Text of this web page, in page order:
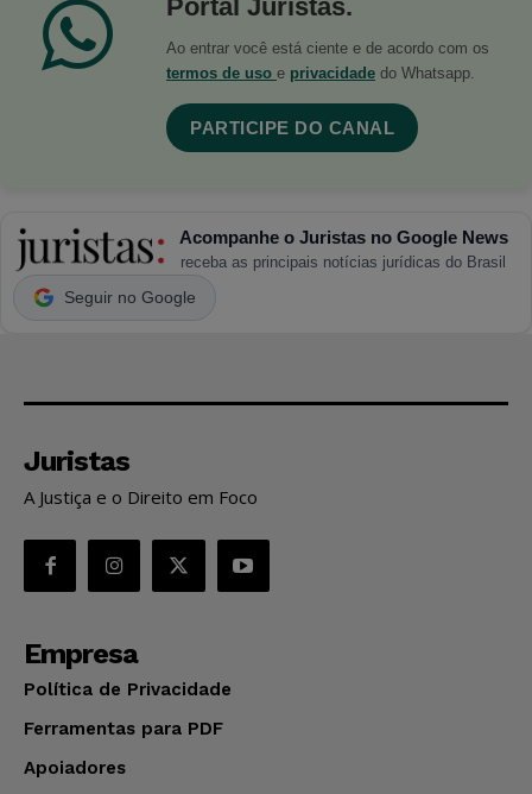
Portal Juristas.
Ao entrar você está ciente e de acordo com os
termos de uso e privacidade do Whatsapp.
PARTICIPE DO CANAL
Acompanhe o Juristas no Google News
receba as principais notícias jurídicas do Brasil
Seguir no Google
Juristas
A Justiça e o Direito em Foco
Empresa
Política de Privacidade
Ferramentas para PDF
Apoiadores